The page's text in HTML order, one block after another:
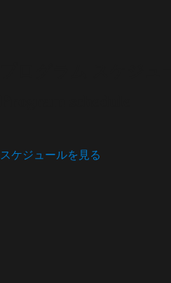
スケジュールを見る